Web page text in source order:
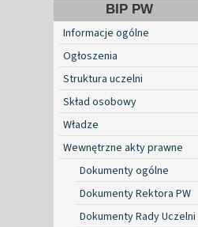
BIP PW
Informacje ogólne
Ogłoszenia
Struktura uczelni
Skład osobowy
Władze
Wewnętrzne akty prawne
Dokumenty ogólne
Dokumenty Rektora PW
Dokumenty Rady Uczelni